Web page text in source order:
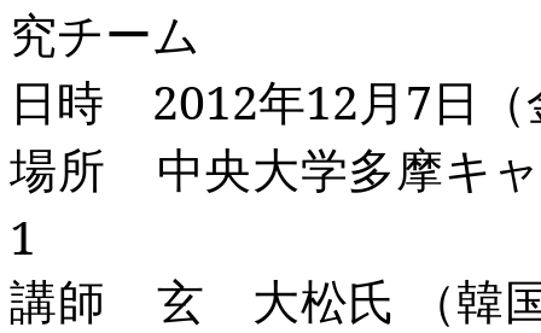
究チーム
日時 2012年12月7日
場所 中央大学多摩キ
1
講師 玄 大松氏
（